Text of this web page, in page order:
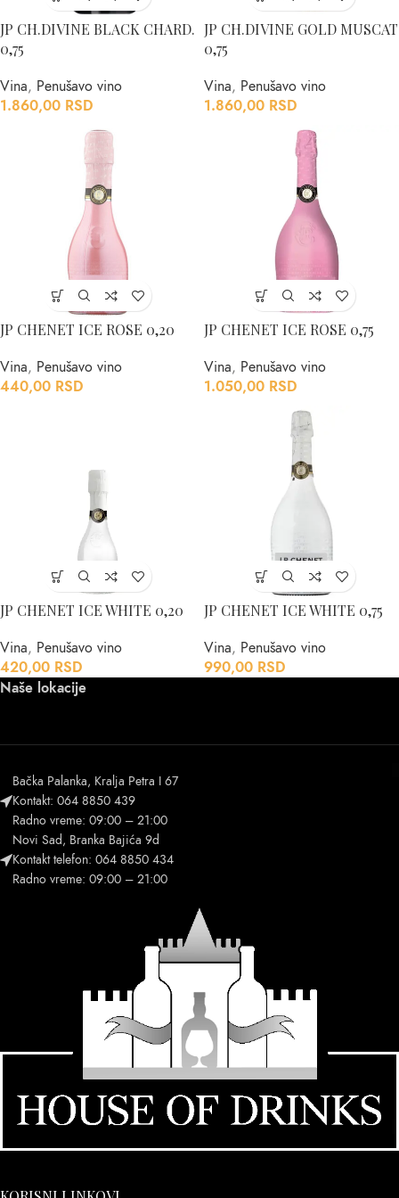
JP CH.DIVINE BLACK CHARD.
0,75
Vina, Penušavo vino
1.860,00 RSD
JP CH.DIVINE GOLD MUSCAT
0,75
Vina, Penušavo vino
1.860,00 RSD
JP CHENET ICE ROSE 0,20
Vina, Penušavo vino
440,00 RSD
JP CHENET ICE ROSE 0,75
Vina, Penušavo vino
1.050,00 RSD
JP CHENET ICE WHITE 0,20
Vina, Penušavo vino
420,00 RSD
JP CHENET ICE WHITE 0,75
Vina, Penušavo vino
990,00 RSD
Naše lokacije
Bačka Palanka, Kralja Petra I 67
Kontakt: 064 8850 439
Radno vreme: 09:00 – 21:00
Novi Sad, Branka Bajića 9d
Kontakt telefon: 064 8850 434
Radno vreme: 09:00 – 21:00